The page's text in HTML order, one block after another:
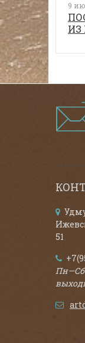
9
ИЗ
51
Пн—Сб